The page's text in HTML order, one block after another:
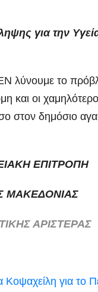
για την
λύνουμε το
και οι
στον δημόσιο
ΕΠΙΤΡΟΠΗ
ΜΑΚΕΔΟΝΙΑΣ
ΑΡΙΣΤΕΡΑΣ
Κοψαχείλη για το